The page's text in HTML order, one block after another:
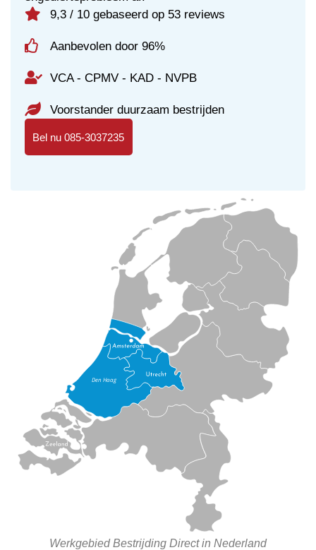
9,3 / 10 gebaseerd op 53 reviews
Aanbevolen door 96%
VCA - CPMV - KAD - NVPB
Voorstander duurzaam bestrijden
Bel nu 085-3037235
Werkgebied Bestrijding Direct in Nederland